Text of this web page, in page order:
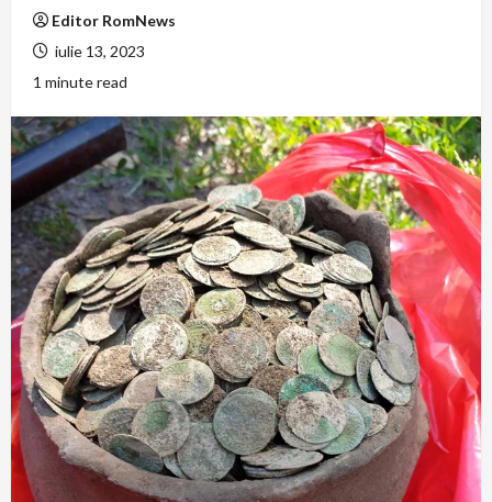
Editor RomNews
iulie 13, 2023
1 minute read